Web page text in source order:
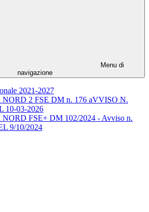
Menu di
navigazione
2021-2027
2 FSE DM n. 176 aVVISO N.
10-03-2026
FSE+ DM 102/2024 - Avviso n.
9/10/2024